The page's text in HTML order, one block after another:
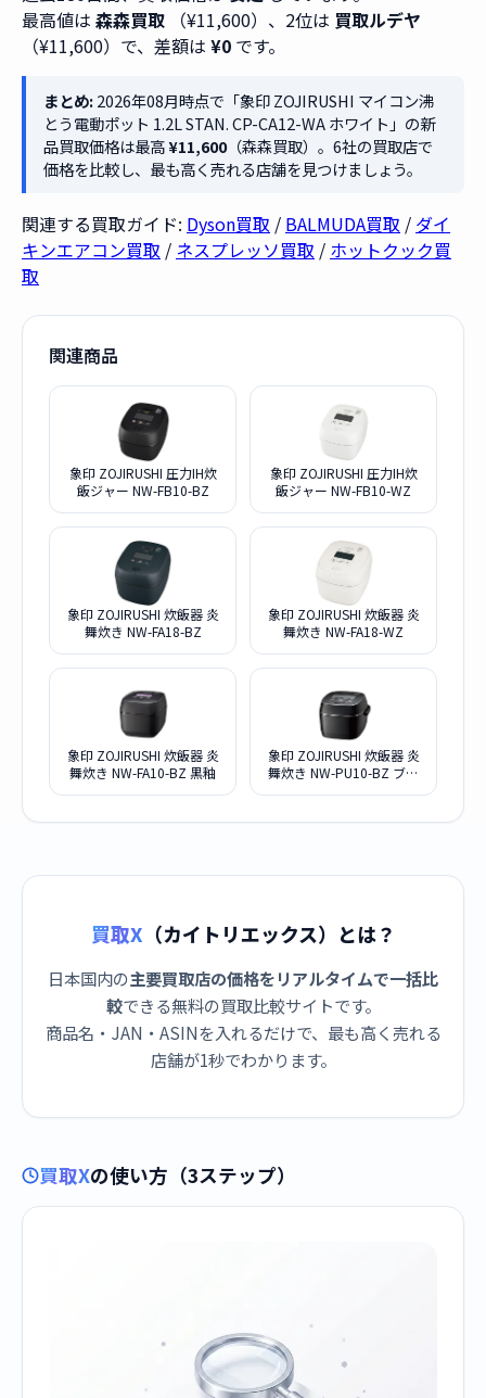
最高値は 森森買取 （¥11,600）、2位は 買取ルデヤ
（¥11,600）で、差額は ¥0 です。
まとめ:2026年08月時点で「象印 ZOJIRUSHI マイコン沸
とう電動ポット 1.2L STAN. CP-CA12-WA ホワイト」の新
品買取価格は最高¥11,600（森森買取）。6社の買取店で
価格を比較し、最も高く売れる店舗を見つけましょう。
関連する買取ガイド: Dyson買取 / BALMUDA買取 / ダイ
キンエアコン買取 / ネスプレッソ買取 / ホットクック買
取
関連商品
象印 ZOJIRUSHI 圧力IH炊
飯ジャー NW-FB10-BZ
象印 ZOJIRUSHI 圧力IH炊
飯ジャー NW-FB10-WZ
象印 ZOJIRUSHI 炊飯器 炎
舞炊き NW-FA18-BZ
象印 ZOJIRUSHI 炊飯器 炎
舞炊き NW-FA18-WZ
象印 ZOJIRUSHI 炊飯器 炎
舞炊き NW-FA10-BZ 黒釉
象印 ZOJIRUSHI 炊飯器 炎
舞炊き NW-PU10-BZ ブラ
買取X （カイトリエックス）とは？
日本国内の主要買取店の価格をリアルタイムで一括比
較できる無料の買取比較サイトです。
商品名・JAN・ASINを入れるだけで、最も高く売れる
店舗が1秒でわかります。
買取Xの使い方（3ステップ）